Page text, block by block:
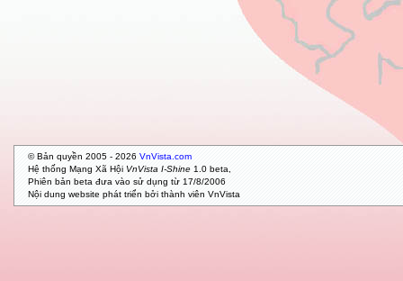
© Bản quyền 2005 - 2026 VnVista.com
Hệ thống Mạng Xã Hội VnVista I-Shine 1.0 beta,
Phiên bản beta đưa vào sử dụng từ 17/8/2006
Nội dung website phát triển bởi thành viên VnVista